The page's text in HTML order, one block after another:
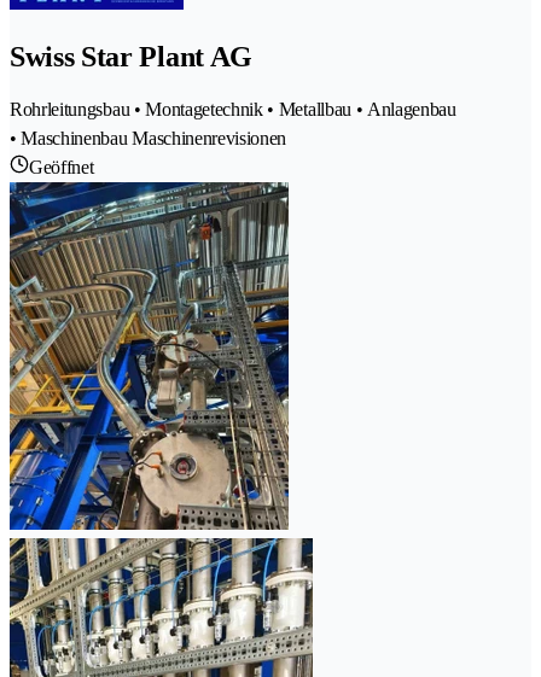
Swiss Star Plant AG
Rohrleitungsbau • Montagetechnik • Metallbau • Anlagenbau
• Maschinenbau Maschinenrevisionen
Geöffnet